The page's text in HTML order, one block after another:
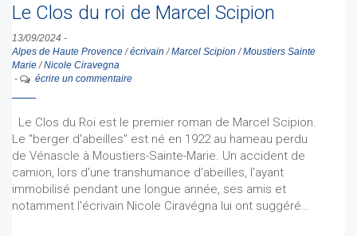
Le Clos du roi de Marcel Scipion
13/09/2024 -
Alpes de Haute Provence /écrivain /Marcel Scipion /Moustiers Sainte
Marie /Nicole Ciravegna
-
écrire un commentaire
Le Clos du Roi est le premier roman de Marcel Scipion.
Le "berger d'abeilles" est né en 1922 au hameau perdu
de Vénascle à Moustiers-Sainte-Marie. Un accident de
camion, lors d'une transhumance d'abeilles, l'ayant
immobilisé pendant une longue année, ses amis et
notamment l'écrivain Nicole Ciravégna lui ont suggéré…